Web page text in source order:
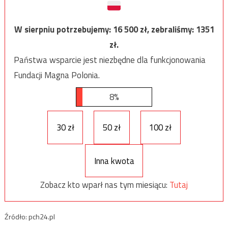
W sierpniu potrzebujemy:16 500zł, zebraliśmy:1351
zł.
Państwa wsparcie jest niezbędne dla funkcjonowania
Fundacji Magna Polonia.
8%
30 zł 50 zł 100 zł
Inna kwota
Zobacz kto wparł nas tym miesiącu: Tutaj
Źródło: pch24.pl